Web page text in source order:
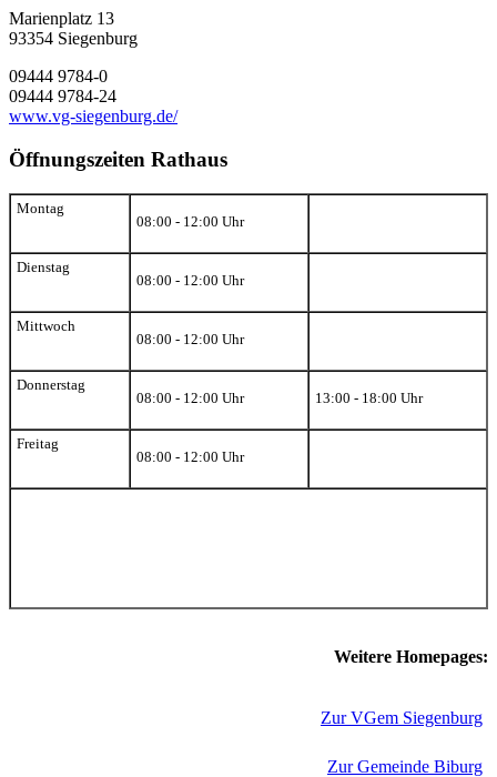
Marienplatz 13
93354 Siegenburg
09444 9784-0
09444 9784-24
www.vg-siegenburg.de/
Öffnungszeiten Rathaus
Montag
08:00 - 12:00 Uhr
Dienstag
08:00 - 12:00 Uhr
Mittwoch
08:00 - 12:00 Uhr
Donnerstag
08:00 - 12:00 Uhr
13:00 - 18:00 Uhr
Freitag
08:00 - 12:00 Uhr
Weitere Homepages:
Zur VGem Siegenburg
Zur Gemeinde Biburg